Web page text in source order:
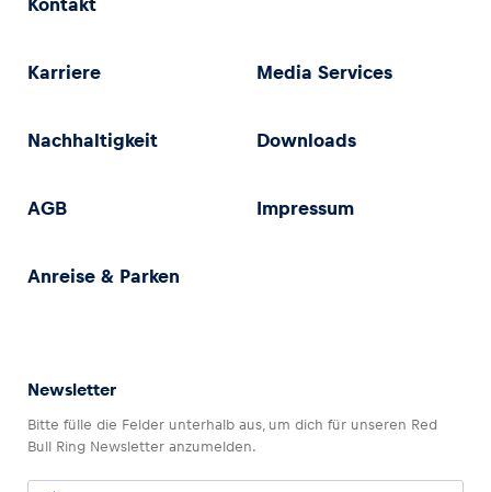
Kontakt
Karriere Media Services
Nachhaltigkeit Downloads
AGB Impressum
Anreise & Parken
Newsletter
Bitte fülle die Felder unterhalb aus, um dich für unseren Red
Bull Ring Newsletter anzumelden.